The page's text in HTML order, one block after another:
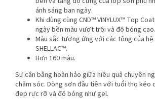
ánh sáng ban ngày.
Khi dùng cùng CND™ VINYLUX™ Top
ngày bền màu vượt trội và độ bóng cao.
Màu sắc tương ứng với các tông của hệ
SHELLAC™.
Hơn 160 màu.
Sự cân bằng hoàn hảo giữa hiệu quả chuyên
chăm sóc. Dòng sơn đầu tiên với tuổi thọ kéo
đẹp rực rỡ và độ bóng như gel.